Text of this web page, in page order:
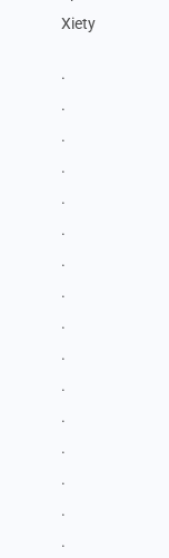
Xiety
.
.
.
.
.
.
.
.
.
.
.
.
.
.
.
.